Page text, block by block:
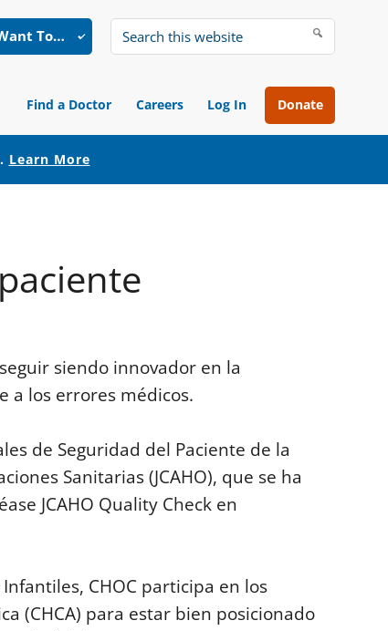
To…
Search
website
Find a Doctor Careers Log In Donate
Learn More
siendo innovador en la
a los errores médicos.
de Seguridad del Paciente de la
Sanitarias (JCAHO), que se ha
JCAHO Quality Check en
CHOC participa en los
(CHCA) para estar bien posicionado